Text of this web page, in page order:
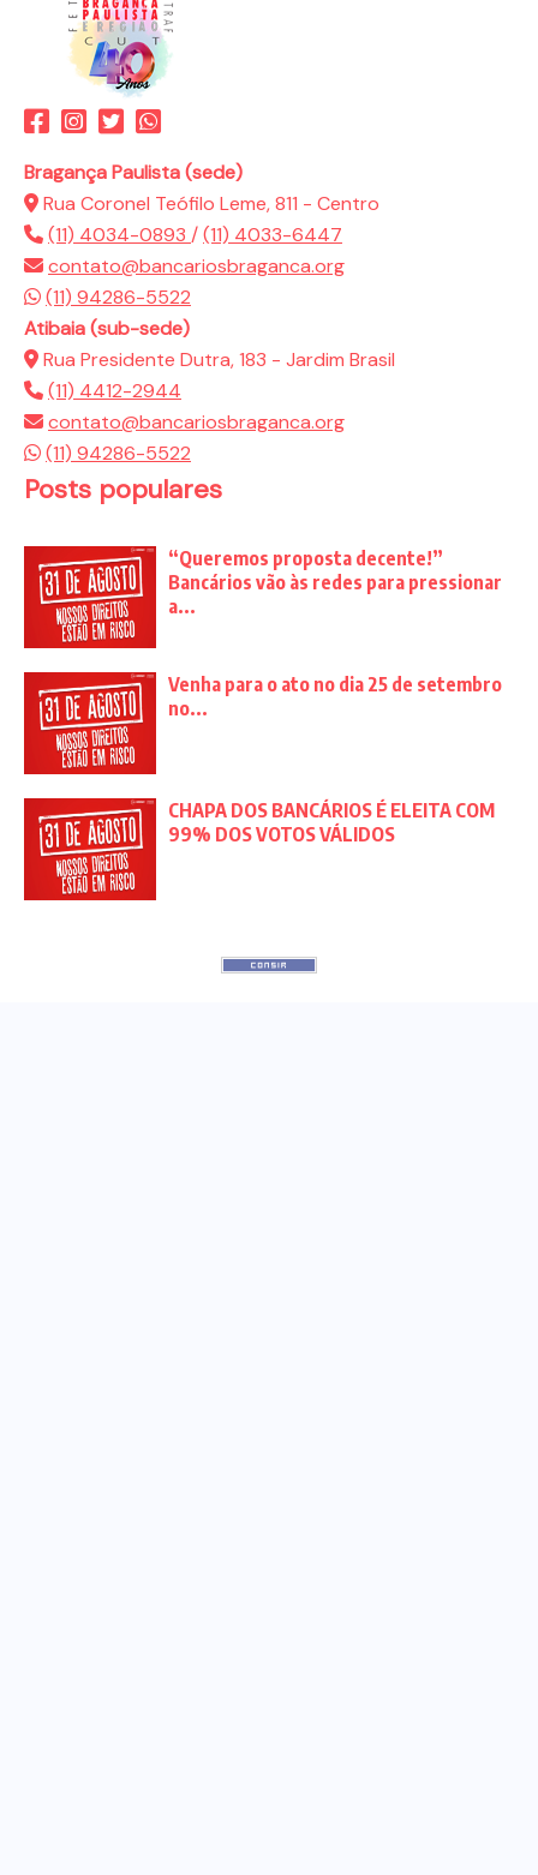
Bragança Paulista (sede)
Rua Coronel Teófilo Leme, 811 - Centro
(11) 4034-0893 /(11) 4033-6447
contato@bancariosbraganca.org
(11) 94286-5522
Atibaia (sub-sede)
Rua Presidente Dutra, 183 - Jardim Brasil
(11) 4412-2944
contato@bancariosbraganca.org
(11) 94286-5522
Posts populares
“Queremos proposta decente!”
Bancários vão às redes para pressionar
a...
Venha para o ato no dia 25 de setembro
no...
CHAPA DOS BANCÁRIOS É ELEITA COM
99% DOS VOTOS VÁLIDOS